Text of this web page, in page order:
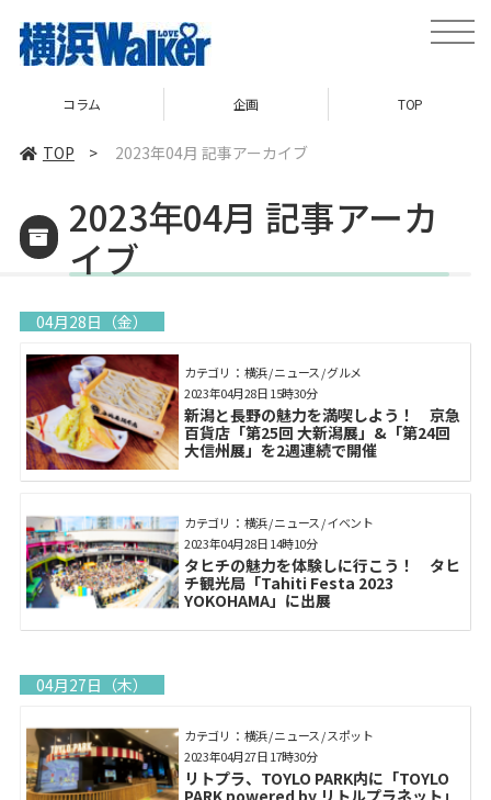
toggle
コラム 企画 TOP
TOP > 2023年04月 記事アーカイブ
2023年04月 記事アーカ
イブ
04月28日（金）
カテゴリ： 横浜 / ニュース / グルメ
新潟と長野の魅力を満喫しよう！ 京急
百貨店「第25回 大新潟展」&「第24回
大信州展」を2週連続で開催
2023年04月28日 15時30分
カテゴリ： 横浜 / ニュース / イベント
タヒチの魅力を体験しに行こう！ タヒ
チ観光局「Tahiti Festa 2023
YOKOHAMA」に出展
2023年04月28日 14時10分
04月27日（木）
カテゴリ： 横浜 / ニュース / スポット
リトプラ、TOYLO PARK内に「TOYLO
2023年04月27日 17時30分